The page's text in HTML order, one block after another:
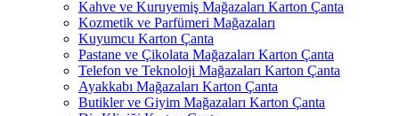
Kahve ve Kuruyemiş Mağazaları Karton Çanta
Kozmetik ve Parfümeri Mağazaları
Kuyumcu Karton Çanta
Pastane ve Çikolata Mağazaları Karton Çanta
Telefon ve Teknoloji Mağazaları Karton Çanta
Ayakkabı Mağazaları Karton Çanta
Butikler ve Giyim Mağazaları Karton Çanta